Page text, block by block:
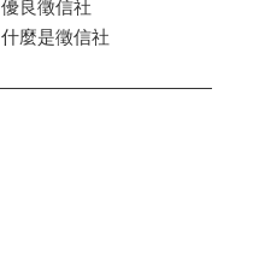
優良徵信社
什麼是徵信社